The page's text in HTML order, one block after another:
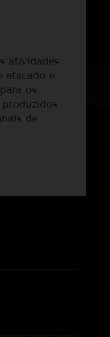
atividades
atacado e
os
de